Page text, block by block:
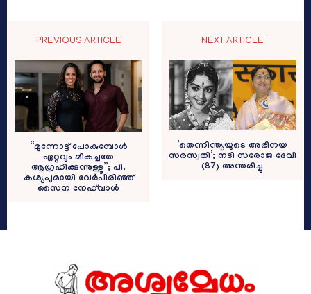
PREVIOUS ARTICLE
“മുന്നോട്ട് പോകുമ്പോൾ
ഏറ്റവും മികച്ചതേ
ആഗ്രഹിക്കുന്നുള്ളൂ”; പി.
കശ്യപുമായി വേർപിരിഞ്ഞ്
സൈന നേഹ്‌വാൾ
NEXT ARTICLE
‘തെന്നിന്ത്യയുടെ അഭിനയ
സരസ്വതി’; നടി സരോജ ദേവി
(87) അന്തരിച്ചു